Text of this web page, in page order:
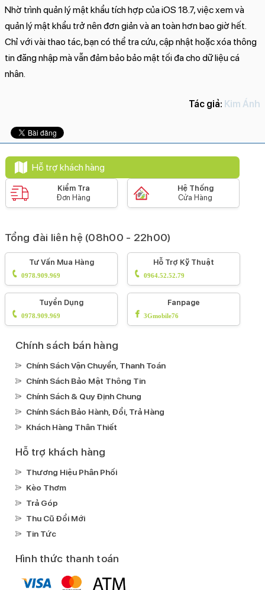
Nhờ trình quản lý mật khẩu tích hợp của iOS 18.7, việc xem và
quản lý mật khẩu trở nên đơn giản và an toàn hơn bao giờ hết.
Chỉ với vài thao tác, bạn có thể tra cứu, cập nhật hoặc xóa thông
tin đăng nhập mà vẫn đảm bảo bảo mật tối đa cho dữ liệu cá
nhân.
Tác giả: Kim Ánh
Hỗ trợ khách hàng
Kiểm Tra
Đơn Hàng
Hệ Thống
Cửa Hàng
Tổng đài liên hệ (08h00 - 22h00)
Tư Vấn Mua Hàng
0978.909.969
Hỗ Trợ Kỹ Thuật
0964.52.52.79
Tuyển Dụng
0978.909.969
Fanpage
3Gmobile76
Chính sách bán hàng
Chính Sách Vận Chuyển, Thanh Toán
Chính Sách Bảo Mật Thông Tin
Chính Sách & Quy Định Chung
Chính Sách Bảo Hành, Đổi, Trả Hàng
Khách Hàng Thân Thiết
Hỗ trợ khách hàng
Thương Hiệu Phân Phối
Kèo Thơm
Trả Góp
Thu Cũ Đổi Mới
Tin Tức
Hình thức thanh toán